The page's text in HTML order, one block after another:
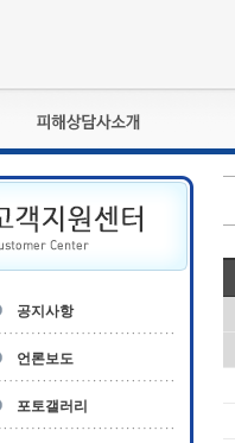
피해상담사란?
자격관리규정
상담사 자격증 확인
- 피해상담사 1급
- 전문수련감독자
- 전문수련기관
공지사항
언론보도
포토갤러리